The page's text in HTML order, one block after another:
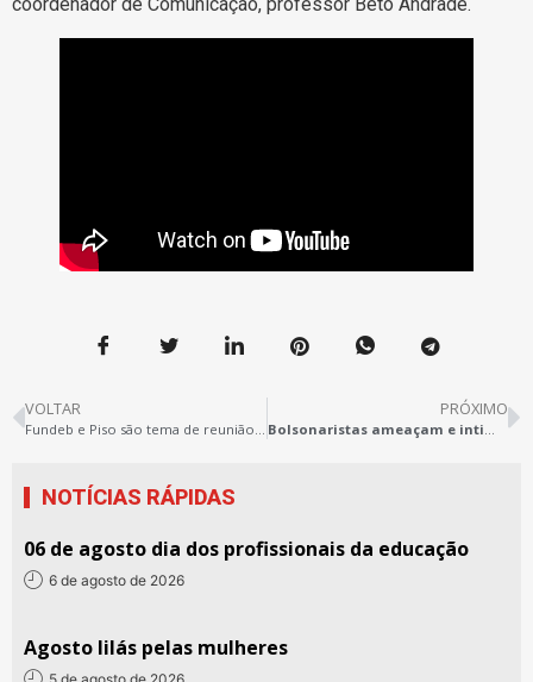
coordenador de Comunicação, professor Beto Andrade.
VOLTAR
Fundeb e Piso são tema de reunião entre N1 e Asjur do Sintepp
PRÓXIMO
Bolsonaristas ameaçam e intimidam alunos da rede pública de ensino em Belém
NOTÍCIAS RÁPIDAS
06 de agosto dia dos profissionais da educação
6 de agosto de 2026
Agosto lilás pelas mulheres